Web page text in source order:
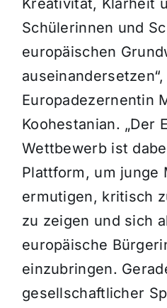
Kreativität, Klarheit
Schülerinnen und
europäischen
Europadezernentin
Koohestanian. „Der
Wettbewerb ist
Plattform, um junge
ermutigen, kritisch
zu zeigen und sich
europäische
einzubringen.
gesellschaftlicher